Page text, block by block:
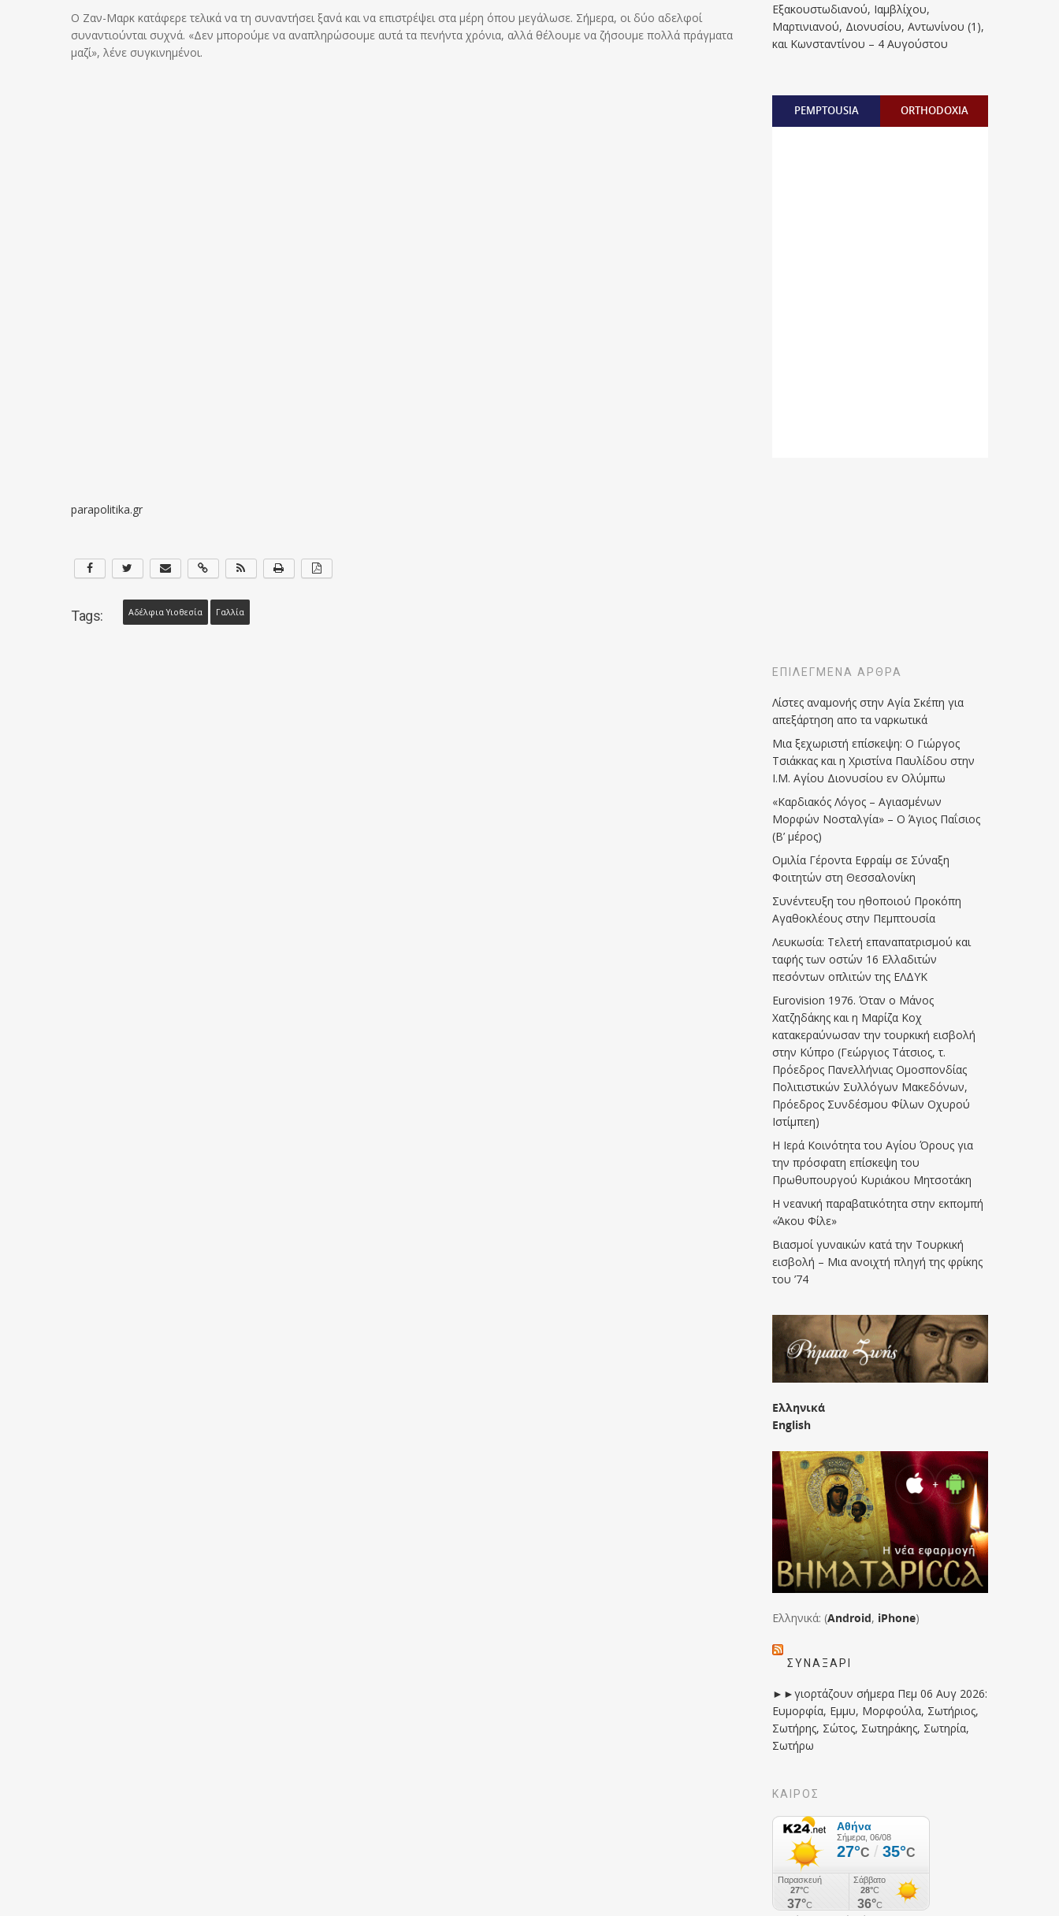
Ο Ζαν-Μαρκ κατάφερε τελικά να τη συναντήσει ξανά και να επιστρέψει στα μέρη όπου μεγάλωσε. Σήμερα, οι δύο αδελφοί
συναντιούνται συχνά. «Δεν μπορούμε να αναπληρώσουμε αυτά τα πενήντα χρόνια, αλλά θέλουμε να ζήσουμε πολλά πράγματα
μαζί», λένε συγκινημένοι.
parapolitika.gr
Tags: Αδέλφια Υιοθεσία Γαλλία
Eξακουστωδιανού, Iαμβλίχου,
Mαρτινιανού, Διονυσίου, Aντωνίνου (1),
και Kωνσταντίνου – 4 Αυγούστου
PEMPTOUSIA ORTHODOXIA
ΕΠΙΛΕΓΜΈΝΑ ΆΡΘΡΑ
Λίστες αναμονής στην Αγία Σκέπη για
απεξάρτηση απο τα ναρκωτικά
Μια ξεχωριστή επίσκεψη: Ο Γιώργος
Τσιάκκας και η Χριστίνα Παυλίδου στην
Ι.Μ. Αγίου Διονυσίου εν Ολύμπω
«Καρδιακός Λόγος – Αγιασμένων
Μορφών Νοσταλγία» – Ο Άγιος Παΐσιος
(Β’ μέρος)
Ομιλία Γέροντα Εφραίμ σε Σύναξη
Φοιτητών στη Θεσσαλονίκη
Συνέντευξη του ηθοποιού Προκόπη
Αγαθοκλέους στην Πεμπτουσία
Λευκωσία: Τελετή επαναπατρισμού και
ταφής των οστών 16 Ελλαδιτών
πεσόντων οπλιτών της ΕΛΔΥΚ
Eurovision 1976. Όταν ο Μάνος
Χατζηδάκης και η Μαρίζα Κοχ
κατακεραύνωσαν την τουρκική εισβολή
στην Κύπρο (Γεώργιος Τάτσιος, τ.
Πρόεδρος Πανελλήνιας Ομοσπονδίας
Πολιτιστικών Συλλόγων Μακεδόνων,
Πρόεδρος Συνδέσμου Φίλων Οχυρού
Ιστίμπεη)
Η Ιερά Κοινότητα του Αγίου Όρους για
την πρόσφατη επίσκεψη του
Πρωθυπουργού Κυριάκου Μητσοτάκη
Η νεανική παραβατικότητα στην εκπομπή
«Άκου Φίλε»
Βιασμοί γυναικών κατά την Τουρκική
εισβολή – Μια ανοιχτή πληγή της φρίκης
του ’74
Ελληνικά
English
Ελληνικά: (Android, iPhone)
ΣΥΝΑΞΆΡΙ
►►γιορτάζουν σήμερα Πεμ 06 Αυγ 2026:
Ευμορφία, Εμμυ, Μορφούλα, Σωτήριος,
Σωτήρης, Σώτος, Σωτηράκης, Σωτηρία,
Σωτήρω
ΚΑΙΡΟΣ